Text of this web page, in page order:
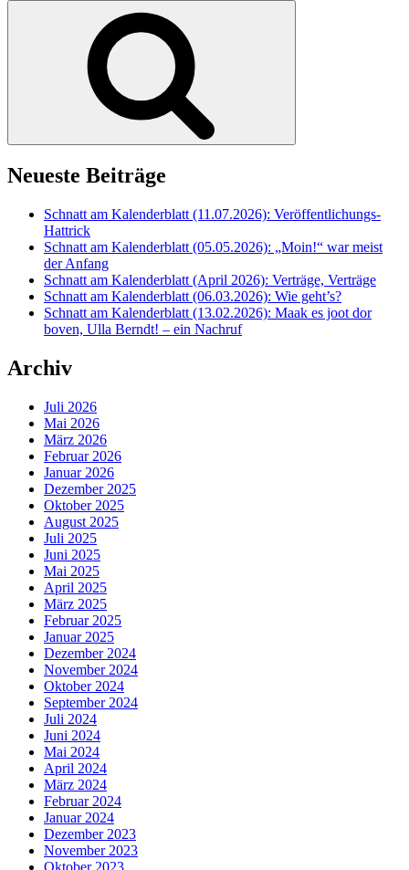
nach:
Neueste Beiträge
Schnatt am Kalenderblatt (11.07.2026): Veröffentlichungs-
Hattrick
Schnatt am Kalenderblatt (05.05.2026): „Moin!“ war meist
der Anfang
Schnatt am Kalenderblatt (April 2026): Verträge, Verträge
Schnatt am Kalenderblatt (06.03.2026): Wie geht’s?
Schnatt am Kalenderblatt (13.02.2026): Maak es joot dor
boven, Ulla Berndt! – ein Nachruf
Archiv
Juli 2026
Mai 2026
März 2026
Februar 2026
Januar 2026
Dezember 2025
Oktober 2025
August 2025
Juli 2025
Juni 2025
Mai 2025
April 2025
März 2025
Februar 2025
Januar 2025
Dezember 2024
November 2024
Oktober 2024
September 2024
Juli 2024
Juni 2024
Mai 2024
April 2024
März 2024
Februar 2024
Januar 2024
Dezember 2023
November 2023
Oktober 2023